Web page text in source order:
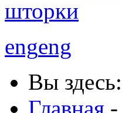
engeng
Вы здесь: